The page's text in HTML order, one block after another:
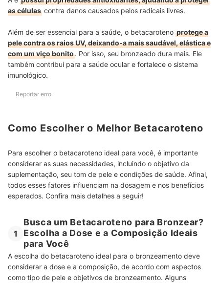
as células contra danos causados pelos radicais livres.
Além de ser essencial para a saúde, o betacaroteno protege a
pele contra os raios UV, deixando-a mais saudável, elástica e
com um viço bonito. Por isso, seu bronzeado dura mais. Ele
também contribui para a saúde ocular e fortalece o sistema
imunológico.
Reportar erro
Como Escolher o Melhor Betacaroteno
Para escolher o betacaroteno ideal para você, é importante
considerar as suas necessidades, incluindo o objetivo da
suplementação, seu tom de pele e condições de saúde. Afinal,
todos esses fatores influenciam na dosagem e nos benefícios
esperados. Confira mais detalhes a seguir!
1
Busca um Betacaroteno para Bronzear?
Escolha a Dose e a Composição Ideais
para Você
A escolha do betacaroteno ideal para o bronzeamento deve
considerar a dose e a composição, de acordo com aspectos
como tipo de pele e objetivos de bronzeamento. Alguns